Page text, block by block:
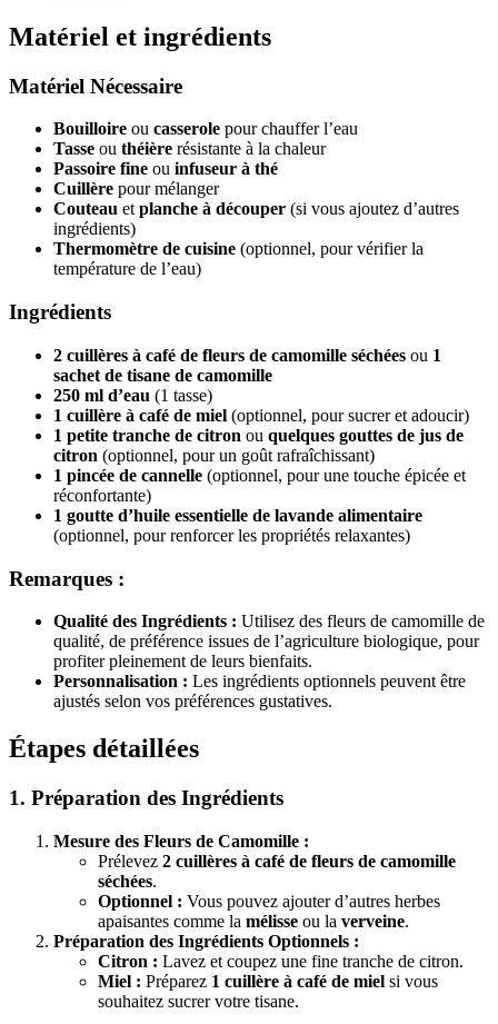
Matériel et ingrédients
Matériel Nécessaire
Bouilloire ou casserole pour chauffer l’eau
Tasse ou théière résistante à la chaleur
Passoire fine ou infuseur à thé
Cuillère pour mélanger
Couteau et planche à découper (si vous ajoutez d’autres
ingrédients)
Thermomètre de cuisine (optionnel, pour vérifier la
température de l’eau)
Ingrédients
2 cuillères à café de fleurs de camomille séchées ou 1
sachet de tisane de camomille
250 ml d’eau (1 tasse)
1 cuillère à café de miel (optionnel, pour sucrer et adoucir)
1 petite tranche de citron ou quelques gouttes de jus de
citron (optionnel, pour un goût rafraîchissant)
1 pincée de cannelle (optionnel, pour une touche épicée et
réconfortante)
1 goutte d’huile essentielle de lavande alimentaire
(optionnel, pour renforcer les propriétés relaxantes)
Remarques :
Qualité des Ingrédients : Utilisez des fleurs de camomille de
qualité, de préférence issues de l’agriculture biologique, pour
profiter pleinement de leurs bienfaits.
Personnalisation : Les ingrédients optionnels peuvent être
ajustés selon vos préférences gustatives.
Étapes détaillées
1. Préparation des Ingrédients
Mesure des Fleurs de Camomille :
Prélevez 2 cuillères à café de fleurs de camomille
séchées.
Optionnel : Vous pouvez ajouter d’autres herbes
apaisantes comme la mélisse ou la verveine.
Préparation des Ingrédients Optionnels :
Citron : Lavez et coupez une fine tranche de citron.
Miel : Préparez 1 cuillère à café de miel si vous
souhaitez sucrer votre tisane.